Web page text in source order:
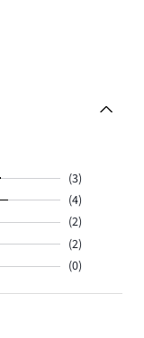
(3)
(4)
(2)
(2)
(0)